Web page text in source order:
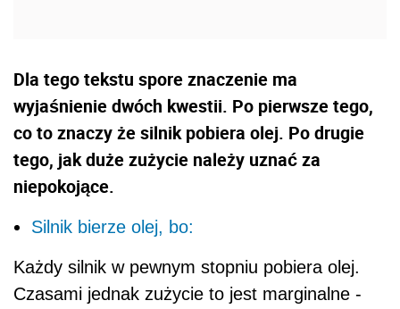
Dla tego tekstu spore znaczenie ma
wyjaśnienie dwóch kwestii. Po pierwsze tego,
co to znaczy że silnik pobiera olej. Po drugie
tego, jak duże zużycie należy uznać za
niepokojące.
Silnik bierze olej, bo:
Każdy silnik w pewnym stopniu pobiera olej.
Czasami jednak zużycie to jest marginalne -